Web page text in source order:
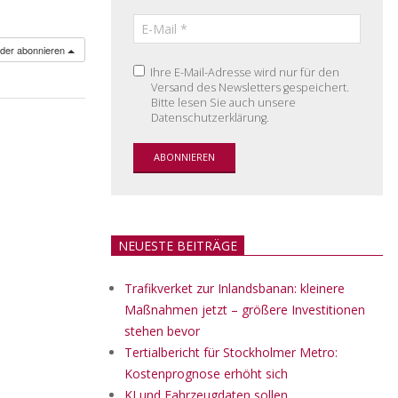
abonnieren
Ihre E-Mail-Adresse wird nur für den
Versand des Newsletters gespeichert.
Bitte lesen Sie auch unsere
Datenschutzerklärung.
NEUESTE BEITRÄGE
Trafikverket zur Inlandsbanan: kleinere
Maßnahmen jetzt – größere Investitionen
stehen bevor
Tertialbericht für Stockholmer Metro:
Kostenprognose erhöht sich